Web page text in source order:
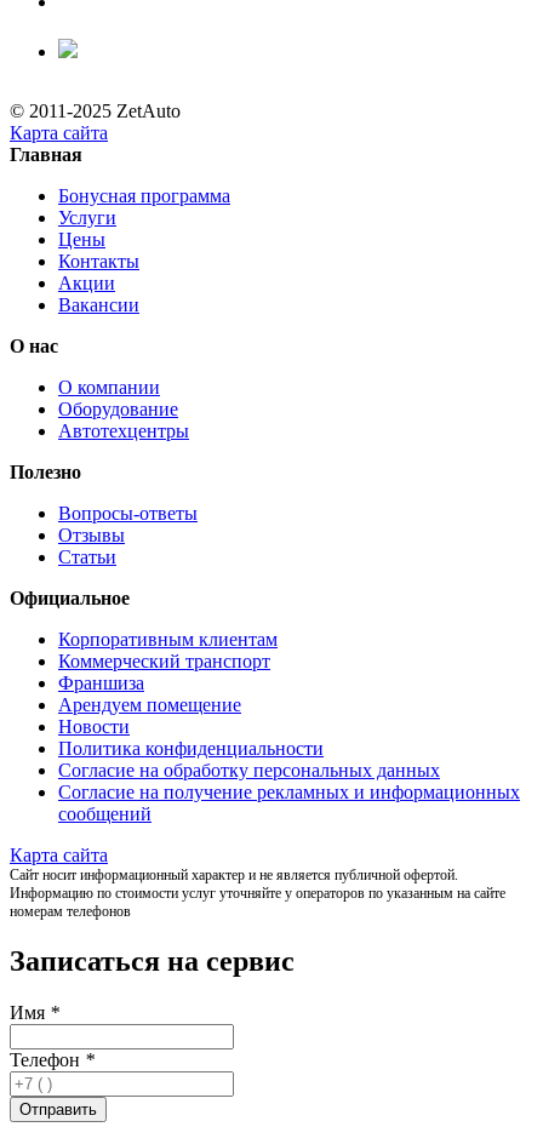
© 2011-2025 ZetAuto
Карта сайта
Главная
Бонусная программа
Услуги
Цены
Контакты
Акции
Вакансии
О нас
О компании
Оборудование
Автотехцентры
Полезно
Вопросы-ответы
Отзывы
Статьи
Официальное
Корпоративным клиентам
Коммерческий транспорт
Франшиза
Арендуем помещение
Новости
Политика конфиденциальности
Согласие на обработку персональных данных
Согласие на получение рекламных и информационных
сообщений
Карта сайта
Сайт носит информационный характер и не является публичной офертой.
Информацию по стоимости услуг уточняйте у операторов по указанным на сайте
номерам телефонов
Записаться на сервис
Имя *
Телефон *